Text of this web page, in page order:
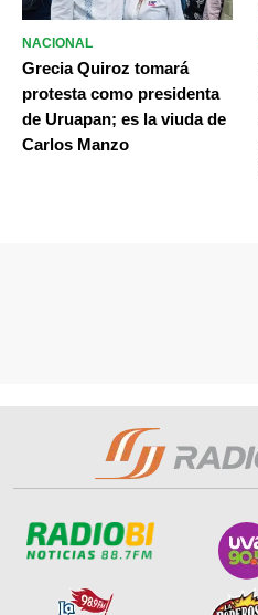
NACIONAL
Grecia Quiroz tomará
protesta como presidenta
de Uruapan; es la viuda de
Carlos Manzo